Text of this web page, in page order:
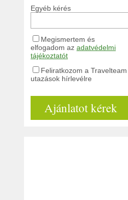
Egyéb kérés
Megismertem és
elfogadom az adatvédelmi
tájékoztatót
Feliratkozom a Travelteam
utazások hírlevélre
Ajánlatot kérek